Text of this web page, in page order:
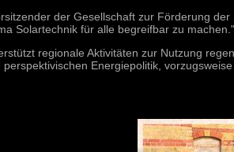
der Gesellschaft zur Förderung
Solartechnik für alle begreifbar zu machen."
regionale Aktivitäten zur Nutzung
Energiepolitik,